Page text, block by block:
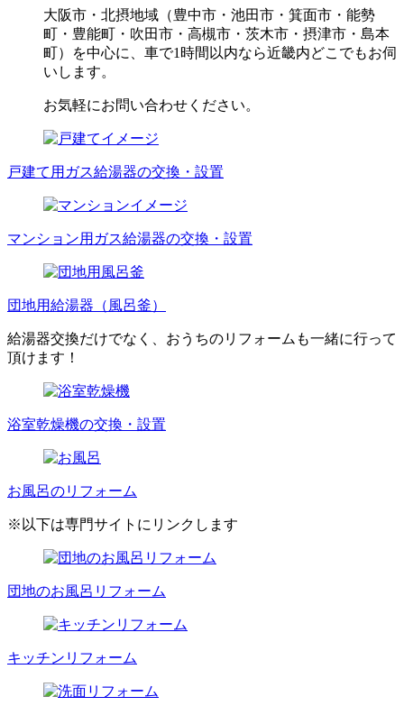
大阪市・北摂地域（豊中市・池田市・箕面市・能勢
町・豊能町・吹田市・高槻市・茨木市・摂津市・島本
町）を中心に、車で1時間以内なら近畿内どこでもお伺
いします。
お気軽にお問い合わせください。
戸建て用ガス給湯器の交換・設置
マンション用ガス給湯器の交換・設置
団地用給湯器（風呂釜）
給湯器交換だけでなく、おうちのリフォームも一緒に行って
頂けます！
浴室乾燥機の交換・設置
お風呂のリフォーム
※以下は専門サイトにリンクします
団地のお風呂リフォーム
キッチンリフォーム